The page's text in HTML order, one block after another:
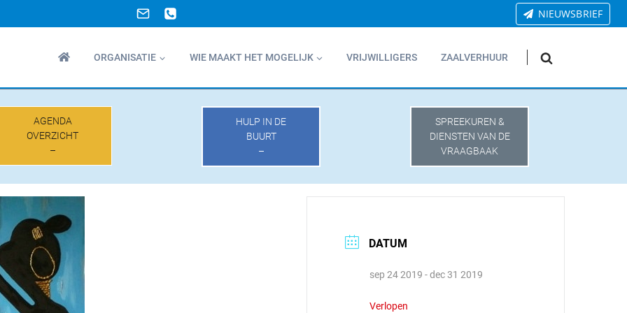
NIEUWSBRIEF
ORGANISATIE WIE MAAKT HET MOGELIJK VRIJWILLIGERS ZAALVERHUUR
AGENDA
OVERZICHT
–
HULP IN DE
BUURT
–
SPREEKUREN &
DIENSTEN VAN DE
VRAAGBAAK
DATUM
sep 24 2019 - dec 31 2019
Verlopen